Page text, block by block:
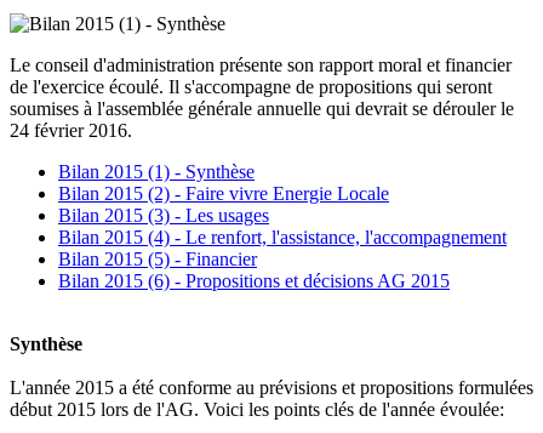
Le conseil d'administration présente son rapport moral et financier
de l'exercice écoulé. Il s'accompagne de propositions qui seront
soumises à l'assemblée générale annuelle qui devrait se dérouler le
24 février 2016.
Bilan 2015 (1) - Synthèse
Bilan 2015 (2) - Faire vivre Energie Locale
Bilan 2015 (3) - Les usages
Bilan 2015 (4) - Le renfort, l'assistance, l'accompagnement
Bilan 2015 (5) - Financier
Bilan 2015 (6) - Propositions et décisions AG 2015
Synthèse
L'année 2015 a été conforme au prévisions et propositions formulées
début 2015 lors de l'AG. Voici les points clés de l'année évoulée: